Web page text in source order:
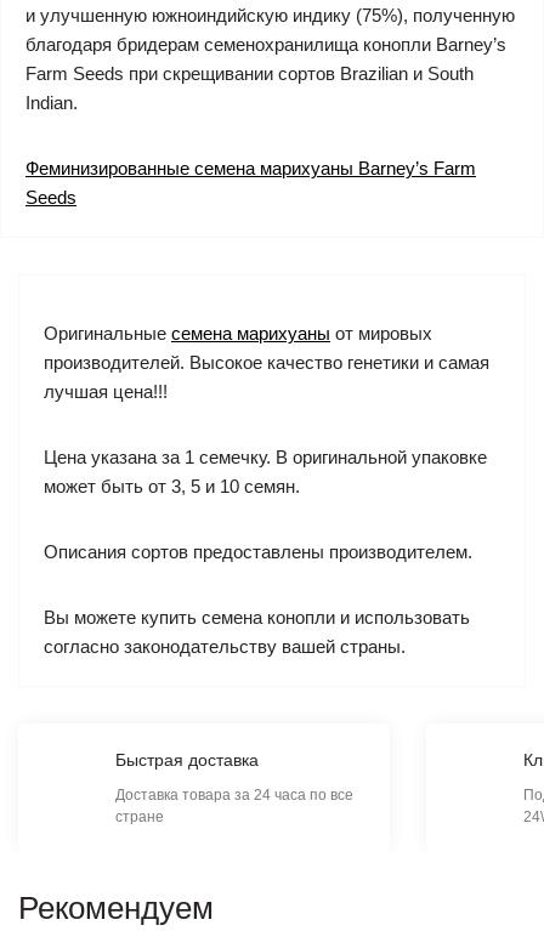
и улучшенную южноиндийскую индику (75%), полученную
благодаря бридерам семенохранилища конопли Barney’s
Farm Seeds при скрещивании сортов Brazilian и South
Indian.
Феминизированные семена марихуаны Barney’s Farm
Seeds
Оригинальные семена марихуаны от мировых
производителей. Высокое качество генетики и самая
лучшая цена!!!
Цена указана за 1 семечку. В оригинальной упаковке
может быть от 3, 5 и 10 семян.
Описания сортов предоставлены производителем.
Вы можете купить семена конопли и использовать
согласно законодательству вашей страны.
Быстрая доставка
Доставка товара за 24 часа по все
стране
Рекомендуем